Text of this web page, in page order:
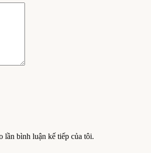
lần bình luận kế tiếp của tôi.